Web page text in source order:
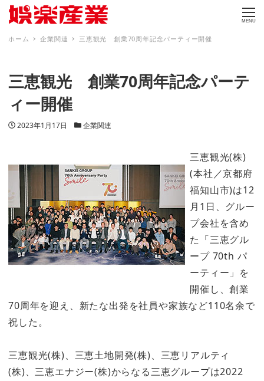
MENU
ホーム 企業関連 三恵観光 創業70周年記念パーティー開催
三恵観光 創業70周年記念パーテ
ィー開催
投稿日
2023年1月17日 カテゴリー
企業関連
三恵観光(株)
(本社／京都府
福知山市)は12
月1日、グルー
プ会社を含め
た「三恵グル
ープ 70th パ
ーティー」を
開催し、創業
70周年を迎え、新たな出発を社員や家族など110名余で
祝した。
三恵観光(株)、三恵土地開発(株)、三恵リアルティ
(株)、三恵エナジー(株)からなる三恵グループは2022